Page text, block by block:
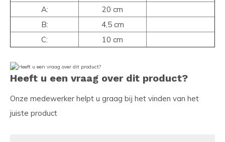
A:
20 cm
B:
4,5 cm
C:
10 cm
Heeft u een vraag over dit product?
Onze medewerker helpt u graag bij het vinden van het
juiste product